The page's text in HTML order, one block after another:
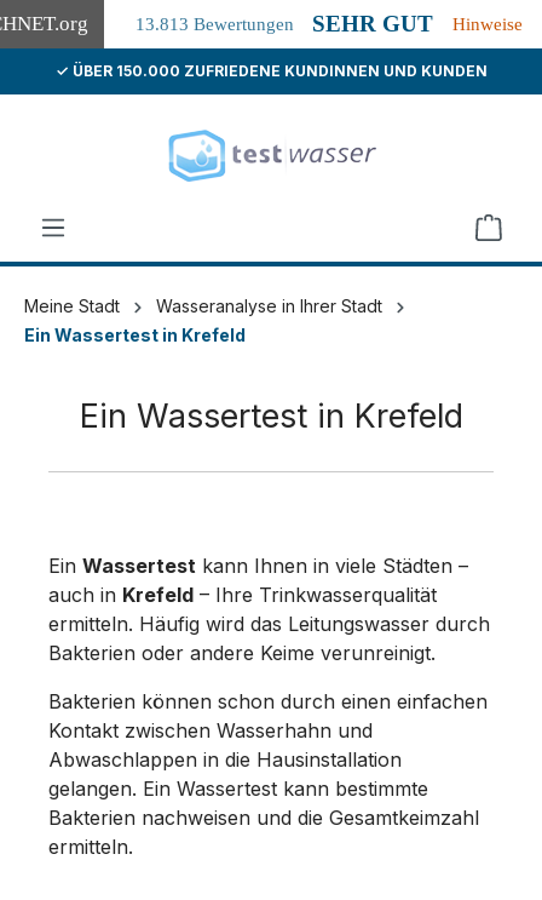
.org 13.813 Bewertungen SEHR GUT Hinweise
springen
✓ ÜBER 150.000 ZUFRIEDENE KUNDINNEN UND KUNDEN
Meine Stadt
Wasseranalyse in Ihrer Stadt
Ein Wassertest in Krefeld
Ein Wassertest in Krefeld
Ein Wassertest kann Ihnen in viele Städten –
auch in Krefeld – Ihre Trinkwasserqualität
ermitteln. Häufig wird das Leitungswasser durch
Bakterien oder andere Keime verunreinigt.
Bakterien können schon durch einen einfachen
Kontakt zwischen Wasserhahn und
Abwaschlappen in die Hausinstallation
gelangen. Ein Wassertest kann bestimmte
Bakterien nachweisen und die Gesamtkeimzahl
ermitteln.